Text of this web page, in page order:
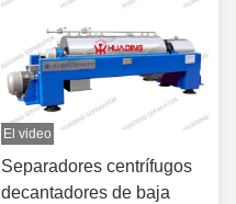
El video
Separadores centrífugos
decantadores de baja